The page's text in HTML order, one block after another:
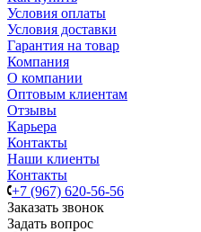
Условия оплаты
Условия доставки
Гарантия на товар
Компания
О компании
Оптовым клиентам
Отзывы
Карьера
Контакты
Наши клиенты
Контакты
+7 (967) 620-56-56
Заказать звонок
Задать вопрос